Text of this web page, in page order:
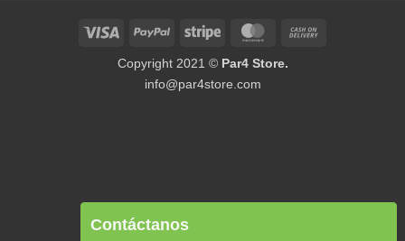
Visa PayPal Stripe MasterCard
Copyright 2021 © Par4 Store.
info@par4store.com
Contáctanos